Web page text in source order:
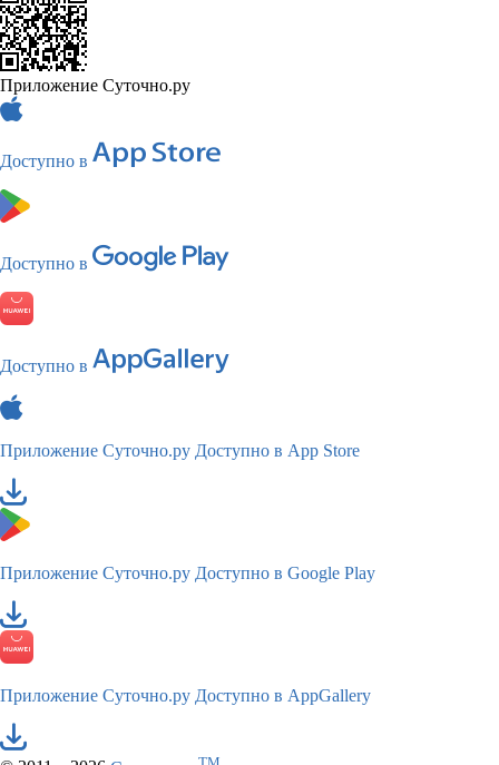
Приложение Суточно.ру
Доступно в
Доступно в
Доступно в
Приложение Суточно.ру Доступно в App Store
Приложение Суточно.ру Доступно в Google Play
Приложение Суточно.ру Доступно в AppGallery
TM